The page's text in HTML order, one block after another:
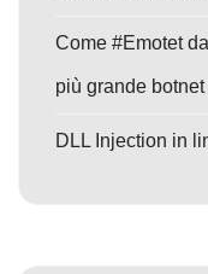
Come #Emotet
più grande
DLL Injection in